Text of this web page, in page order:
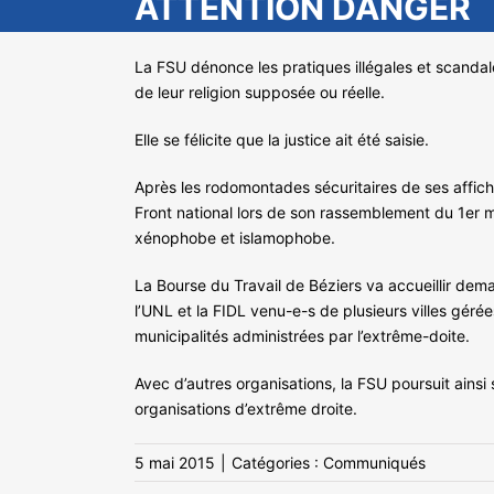
La FSU dénonce les pratiques illégales et
de leur religion supposée ou réelle.
Elle se félicite que la justice ait été saisie.
Après les rodomontades sécuritaires de ses
Front national lors de son rassemblement du 1er
xénophobe et islamophobe.
La Bourse du Travail de Béziers va accueillir
l’UNL et la FIDL venu-e-s de plusieurs villes
municipalités administrées par l’extrême-doite.
Avec d’autres organisations, la FSU poursuit
organisations d’extrême droite.
5 mai 2015 Catégories : Communiqués